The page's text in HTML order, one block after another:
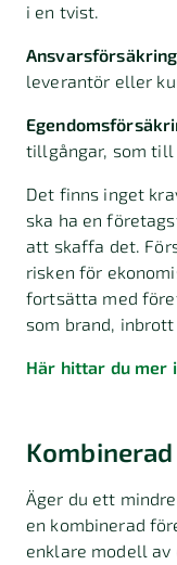
i en tvist.
leverantör eller
tillgångar, som till
Det finns inget
ska ha en
att skaffa det.
risken för
fortsätta med
som brand,
Här hittar du mer
Äger du ett
en kombinerad
enklare modell av